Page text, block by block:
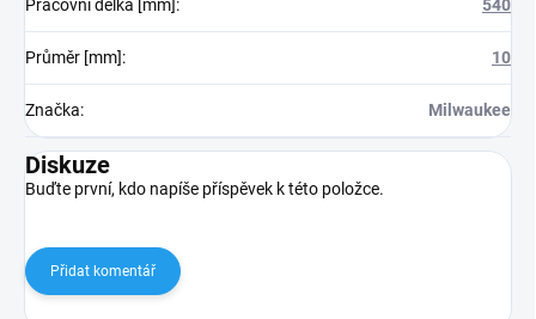
Pracovní délka [mm]: 540
Průměr [mm]: 10
Značka: Milwaukee
Diskuze
Buďte první, kdo napíše příspěvek k této položce.
Přidat komentář